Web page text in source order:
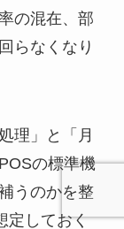
の混在、部
らなくなり
理」と「月
の標準機
うのかを整
定しておく